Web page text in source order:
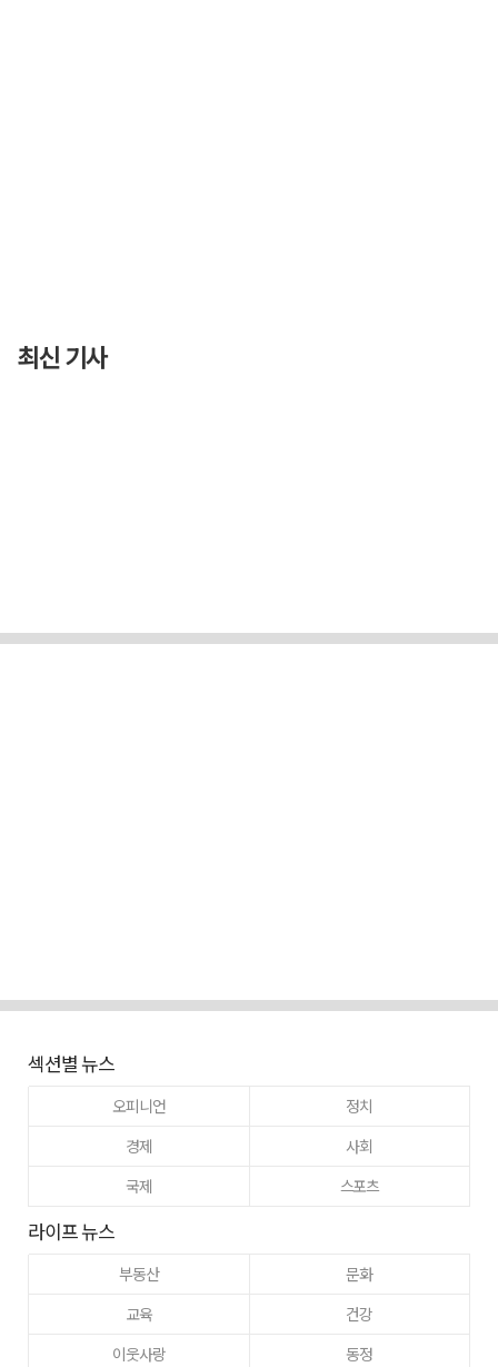
최신 기사
섹션별 뉴스
오피니언
정치
경제
사회
국제
스포츠
라이프 뉴스
부동산
문화
교육
건강
이웃사랑
동정